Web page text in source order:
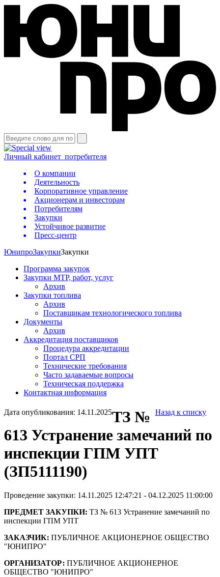
Личный кабинет потребителя
О компании
Деятельность
Корпоративное управление
Акционерам и инвесторам
Потребителям
Закупки
Устойчивое развитие
Пресс-центр
ЮнипроЗакупкиЗакупки
Программа закупок
Закупки МТР, работ, услуг
Архив
Закупки топлива
Архив
Поставщикам технологического топлива
Документы
Архив
Аккредитация поставщиков
Процедура аккредитации
Портал СРП
Технические требования
Часто задаваемые вопросы
Техническая поддержка
Контактная информация
Дата опубликования: 14.11.2025 Назад к списку
ТЗ №
613 Устранение замечаний по
инспекции ГПМ УПТ
(ЗП5111190)
Проведение закупки: 14.11.2025 12:47:21 - 04.12.2025 11:00:00
ПРЕДМЕТ ЗАКУПКИ: ТЗ № 613 Устранение замечаний по
инспекции ГПМ УПТ
ЗАКАЗЧИК: ПУБЛИЧНОЕ АКЦИОНЕРНОЕ ОБЩЕСТВО
"ЮНИПРО"
ОРГАНИЗАТОР: ПУБЛИЧНОЕ АКЦИОНЕРНОЕ
ОБЩЕСТВО "ЮНИПРО"